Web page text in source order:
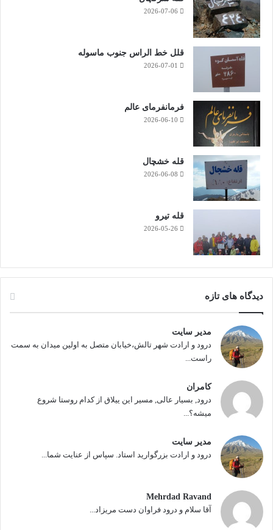
2026-07-06
قلل خط الراس جنوب ماسوله
2026-07-01
فرمانفرمای عالم
2026-06-10
قله خشچال
2026-06-08
قله تیرو
2026-05-26
دیدگاه های تازه
مدیر سایت
درود و ارادت شهر تالش،خیابان متصل به اولین میدان به سمت
راست...
کامران
درود, بسیار عالی, مسیر این ییلاق از کدام روستا شروع
میشه؟...
مدیر سایت
درود و ارادت بزرگوارید استاد. سپاس از عنایت شما...
Mehrdad Ravand
آقا سلام و درود فراوان دست مریزاد...